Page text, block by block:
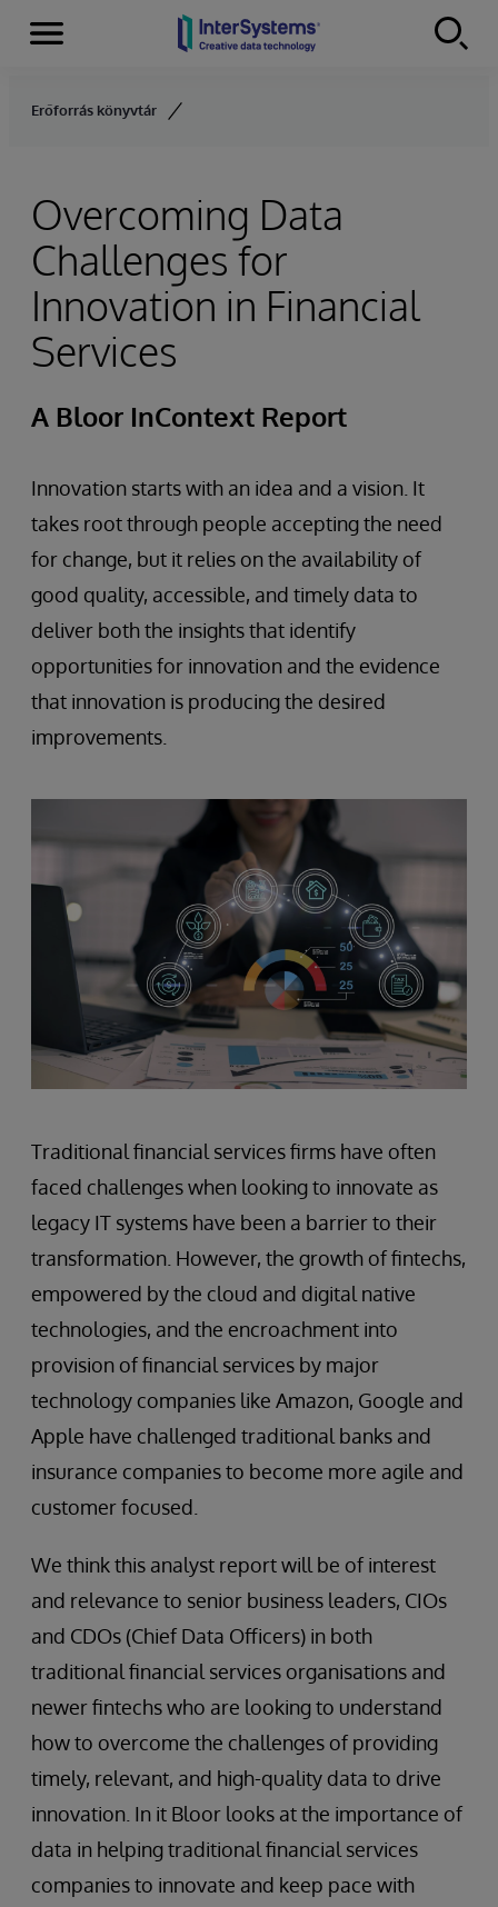
Skip to content
Menu
Erőforrás könyvtár
Overcoming Data
Challenges for
Innovation in Financial
Services
A Bloor InContext Report
Innovation starts with an idea and a vision. It
takes root through people accepting the need
for change, but it relies on the availability of
good quality, accessible, and timely data to
deliver both the insights that identify
opportunities for innovation and the evidence
that innovation is producing the desired
improvements.
Traditional financial services firms have often
faced challenges when looking to innovate as
legacy IT systems have been a barrier to their
transformation. However, the growth of fintechs,
empowered by the cloud and digital native
technologies, and the encroachment into
provision of financial services by major
technology companies like Amazon, Google and
Apple have challenged traditional banks and
insurance companies to become more agile and
customer focused.
We think this analyst report will be of interest
and relevance to senior business leaders, CIOs
and CDOs (Chief Data Officers) in both
traditional financial services organisations and
newer fintechs who are looking to understand
how to overcome the challenges of providing
timely, relevant, and high-quality data to drive
innovation. In it Bloor looks at the importance of
data in helping traditional financial services
companies to innovate and keep pace with